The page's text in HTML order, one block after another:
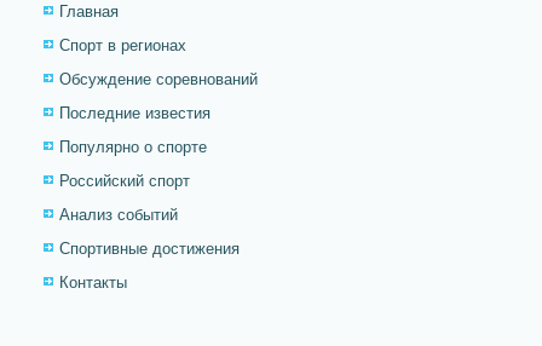
Главная
Спорт в регионах
Обсуждение соревнований
Последние известия
Популярно о спорте
Российский спорт
Анализ событий
Спортивные достижения
Контакты